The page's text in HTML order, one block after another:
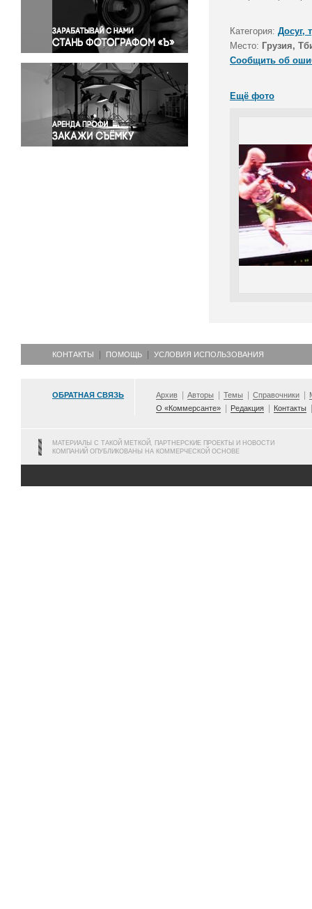
Правосудие
Происшествия и конфликты
Религия
Светская жизнь
Спорт
Экология
Экономика и бизнес
Категория: Досуг,
Место: Грузия,
Сообщить об
Ещё фото
КОНТАКТЫ ПОМОЩЬ УСЛОВИЯ ИСПОЛЬЗОВАНИЯ
ОБРАТНАЯ СВЯЗЬ Архив Авторы Темы Справочники
О «Коммерсанте»
Редакция Контакты
МАТЕРИАЛЫ С ТАКОЙ МЕТКОЙ, ПАРТНЕРСКИЕ ПРОЕКТЫ И НОВОСТИ
КОМПАНИЙ ОПУБЛИКОВАНЫ НА КОММЕРЧЕСКОЙ ОСНОВЕ